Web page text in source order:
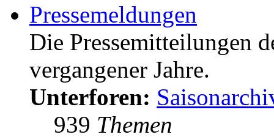
Pressemeldungen
Die Pressemitteilungen
vergangener Jahre.
Unterforen:
939 Themen